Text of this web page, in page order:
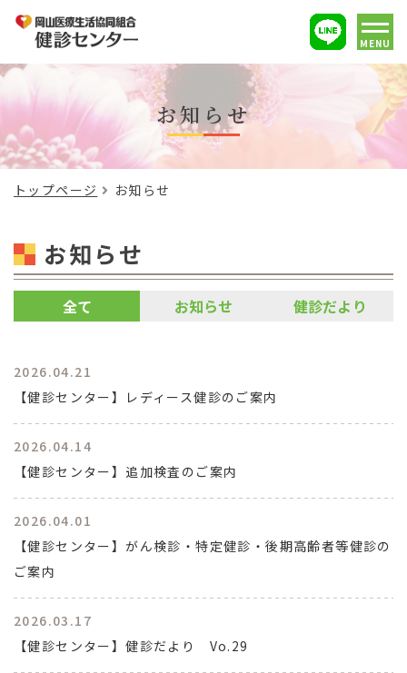
MENU
お知らせ
トップページ お知らせ
お知らせ
全て お知らせ 健診だより
2026.04.21
【健診センター】レディース健診のご案内
2026.04.14
【健診センター】追加検査のご案内
2026.04.01
【健診センター】がん検診・特定健診・後期高齢者等健診の
ご案内
2026.03.17
【健診センター】健診だより Vo.29